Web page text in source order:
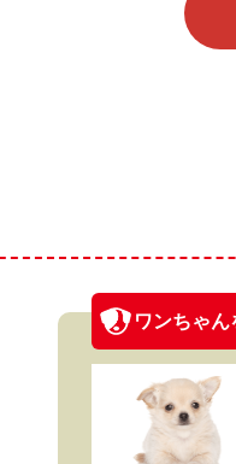
ワンちゃん